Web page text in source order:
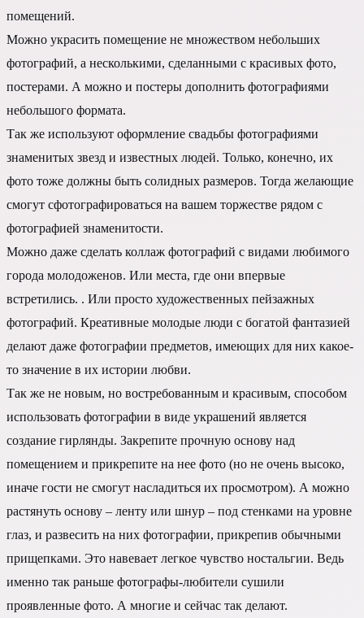
помещений.
Можно украсить помещение не множеством небольших
фотографий, а несколькими, сделанными с красивых фото,
постерами. А можно и постеры дополнить фотографиями
небольшого формата.
Так же используют оформление свадьбы фотографиями
знаменитых звезд и известных людей. Только, конечно, их
фото тоже должны быть солидных размеров. Тогда желающие
смогут сфотографироваться на вашем торжестве рядом с
фотографией знаменитости.
Можно даже сделать коллаж фотографий с видами любимого
города молодоженов. Или места, где они впервые
встретились. . Или просто художественных пейзажных
фотографий. Креативные молодые люди с богатой фантазией
делают даже фотографии предметов, имеющих для них какое-
то значение в их истории любви.
Так же не новым, но востребованным и красивым, способом
использовать фотографии в виде украшений является
создание гирлянды. Закрепите прочную основу над
помещением и прикрепите на нее фото (но не очень высоко,
иначе гости не смогут насладиться их просмотром). А можно
растянуть основу – ленту или шнур – под стенками на уровне
глаз, и развесить на них фотографии, прикрепив обычными
прищепками. Это навевает легкое чувство ностальгии. Ведь
именно так раньше фотографы-любители сушили
проявленные фото. А многие и сейчас так делают.